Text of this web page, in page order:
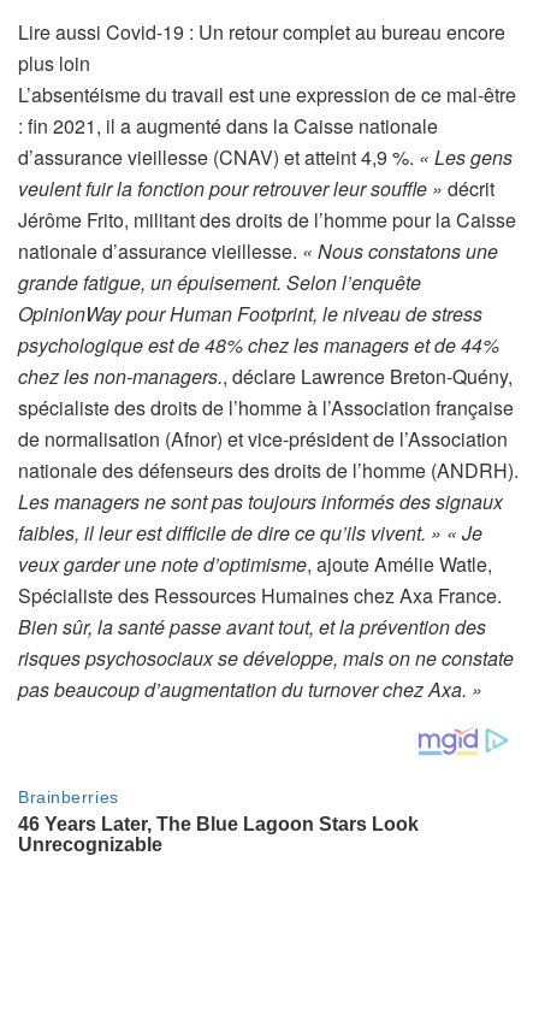
Lire aussi A
t
i
c
l
e
r
é
s
e
r
v
é
à
n
o
s
a
b
o
n
Covid-19 : Un retour complet au bureau encore
plus loin
L’absentéisme du travail est une expression de ce mal-être
: fin 2021, il a augmenté dans la Caisse nationale
d’assurance vieillesse (CNAV) et atteint 4,9 %. « Les gens
veulent fuir la fonction pour retrouver leur souffle » décrit
Jérôme Frito, militant des droits de l’homme pour la Caisse
nationale d’assurance vieillesse. « Nous constatons une
grande fatigue, un épuisement. Selon l’enquête
OpinionWay pour Human Footprint, le niveau de stress
psychologique est de 48% chez les managers et de 44%
chez les non-managers., déclare Lawrence Breton-Quény,
spécialiste des droits de l’homme à l’Association française
de normalisation (Afnor) et vice-président de l’Association
nationale des défenseurs des droits de l’homme (ANDRH).
Les managers ne sont pas toujours informés des signaux
faibles, il leur est difficile de dire ce qu’ils vivent. » « Je
veux garder une note d’optimisme, ajoute Amélie Watle,
Spécialiste des Ressources Humaines chez Axa France.
Bien sûr, la santé passe avant tout, et la prévention des
risques psychosociaux se développe, mais on ne constate
pas beaucoup d’augmentation du turnover chez Axa. »